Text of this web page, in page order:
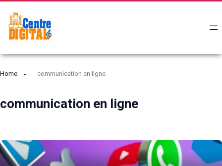
Home communication en ligne
communication en ligne